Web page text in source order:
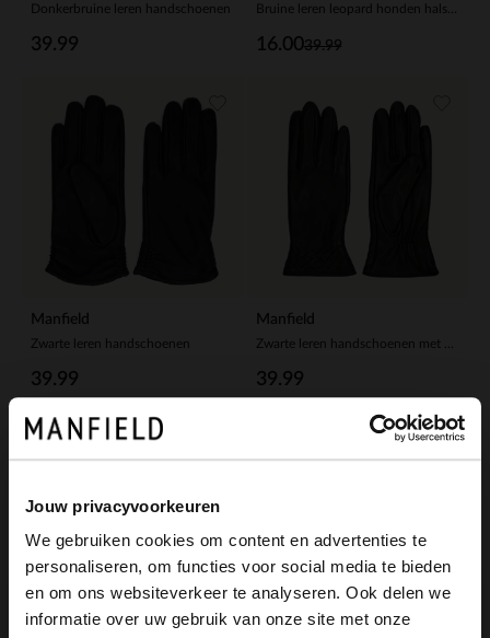
Jouw privacyvoorkeuren
We gebruiken cookies om content en advertenties te
personaliseren, om functies voor social media te bieden
en om ons websiteverkeer te analyseren. Ook delen we
informatie over uw gebruik van onze site met onze
Donkerbruine leren handschoenen
39.99 39.99
16.00
Manfield
Zwarte leren handschoenen
39.99
Manfield
39.99
×
View this website in English?